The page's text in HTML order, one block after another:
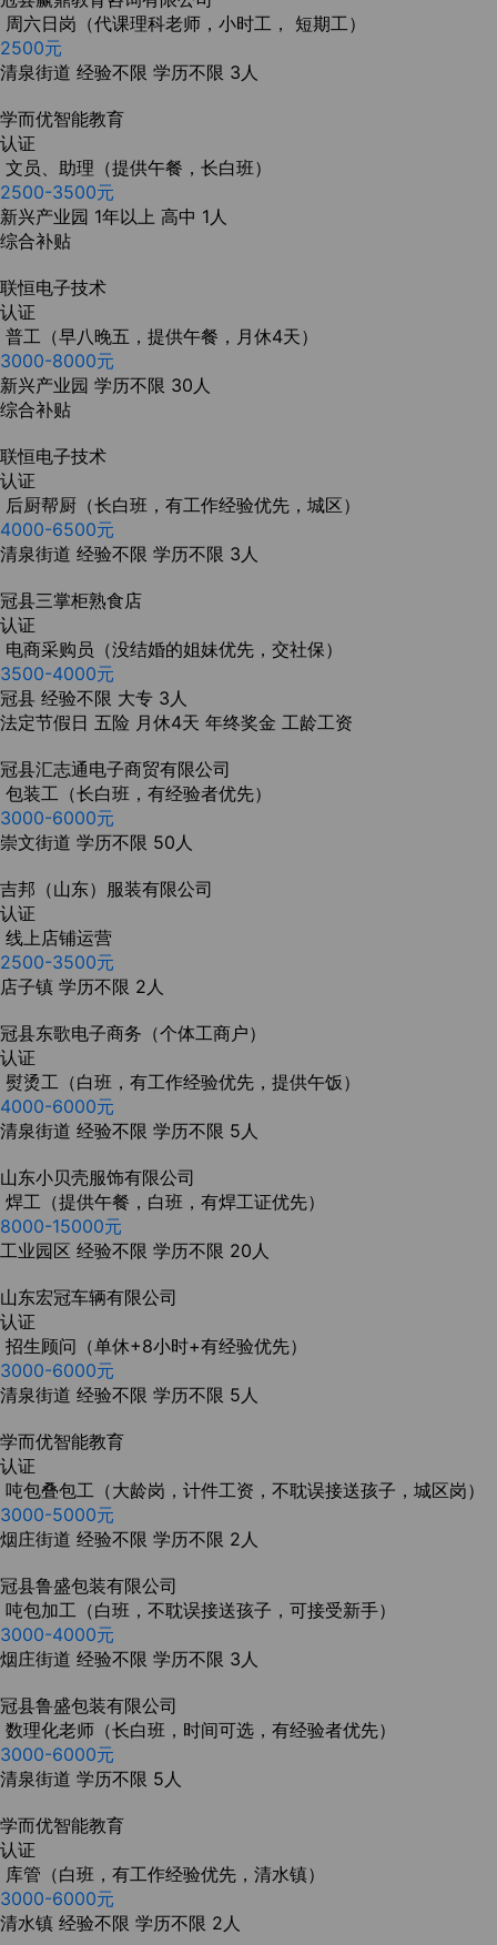
周六日岗（代课理科老师，小时工， 短期工）
2500元
清泉街道 经验不限 学历不限 3人
学而优智能教育
认证
文员、助理（提供午餐，长白班）
2500-3500元
新兴产业园 1年以上 高中 1人
综合补贴
联恒电子技术
认证
普工（早八晚五，提供午餐，月休4天）
3000-8000元
新兴产业园 学历不限 30人
综合补贴
联恒电子技术
认证
后厨帮厨（长白班，有工作经验优先，城区）
4000-6500元
清泉街道 经验不限 学历不限 3人
冠县三掌柜熟食店
认证
电商采购员（没结婚的姐妹优先，交社保）
3500-4000元
冠县 经验不限 大专 3人
法定节假日 五险 月休4天 年终奖金 工龄工资
冠县汇志通电子商贸有限公司
包装工（长白班，有经验者优先）
3000-6000元
崇文街道 学历不限 50人
吉邦（山东）服装有限公司
认证
线上店铺运营
2500-3500元
店子镇 学历不限 2人
冠县东歌电子商务（个体工商户）
认证
熨烫工（白班，有工作经验优先，提供午饭）
4000-6000元
清泉街道 经验不限 学历不限 5人
山东小贝壳服饰有限公司
焊工（提供午餐，白班，有焊工证优先）
8000-15000元
工业园区 经验不限 学历不限 20人
山东宏冠车辆有限公司
认证
招生顾问（单休+8小时+有经验优先）
3000-6000元
清泉街道 经验不限 学历不限 5人
学而优智能教育
认证
吨包叠包工（大龄岗，计件工资，不耽误接送孩子，城区岗）
3000-5000元
烟庄街道 经验不限 学历不限 2人
冠县鲁盛包装有限公司
吨包加工（白班，不耽误接送孩子，可接受新手）
3000-4000元
烟庄街道 经验不限 学历不限 3人
冠县鲁盛包装有限公司
数理化老师（长白班，时间可选，有经验者优先）
3000-6000元
清泉街道 学历不限 5人
学而优智能教育
认证
库管（白班，有工作经验优先，清水镇）
3000-6000元
清水镇 经验不限 学历不限 2人